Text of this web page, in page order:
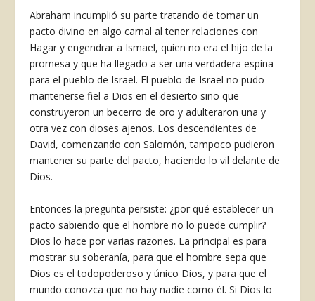
Abraham incumplió su parte tratando de tomar un
pacto divino en algo carnal al tener relaciones con
Hagar y engendrar a Ismael, quien no era el hijo de la
promesa y que ha llegado a ser una verdadera espina
para el pueblo de Israel. El pueblo de Israel no pudo
mantenerse fiel a Dios en el desierto sino que
construyeron un becerro de oro y adulteraron una y
otra vez con dioses ajenos. Los descendientes de
David, comenzando con Salomón, tampoco pudieron
mantener su parte del pacto, haciendo lo vil delante de
Dios.
Entonces la pregunta persiste: ¿por qué establecer un
pacto sabiendo que el hombre no lo puede cumplir?
Dios lo hace por varias razones. La principal es para
mostrar su soberanía, para que el hombre sepa que
Dios es el todopoderoso y único Dios, y para que el
mundo conozca que no hay nadie como él. Si Dios lo